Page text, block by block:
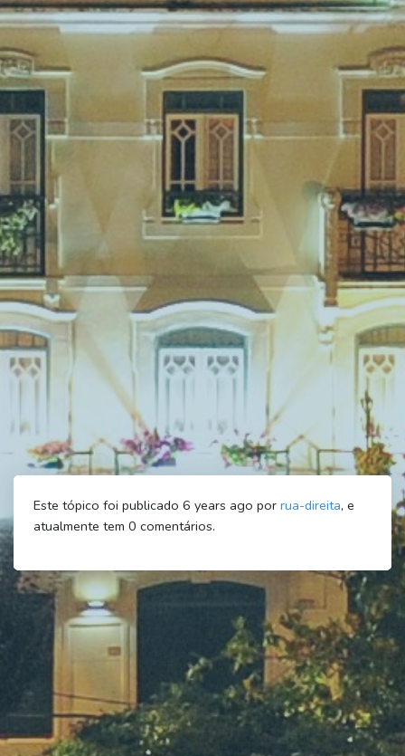
Este tópico foi publicado 6 years ago por rua-direita, e
atualmente tem 0 comentários.